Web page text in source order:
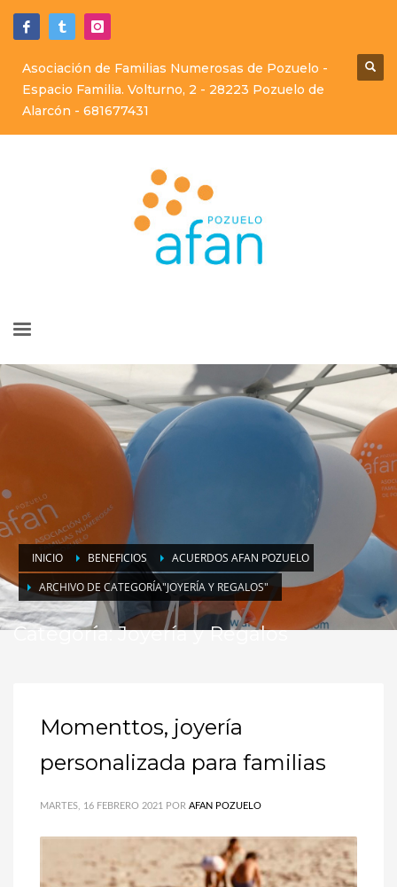
Asociación de Familias Numerosas de Pozuelo -
Espacio Familia. Volturno, 2 - 28223 Pozuelo de
Alarcón - 681677431
INICIO BENEFICIOS
ACUERDOS AFAN POZUELO
ARCHIVO DE CATEGORÍA"JOYERÍA Y REGALOS"
Categoría: Joyería y Regalos
Momenttos, joyería
personalizada para familias
MARTES, 16 FEBRERO 2021 POR AFAN POZUELO